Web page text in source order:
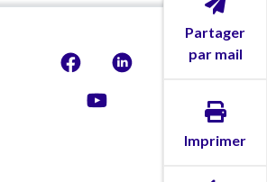
Partager
par mail
Imprimer